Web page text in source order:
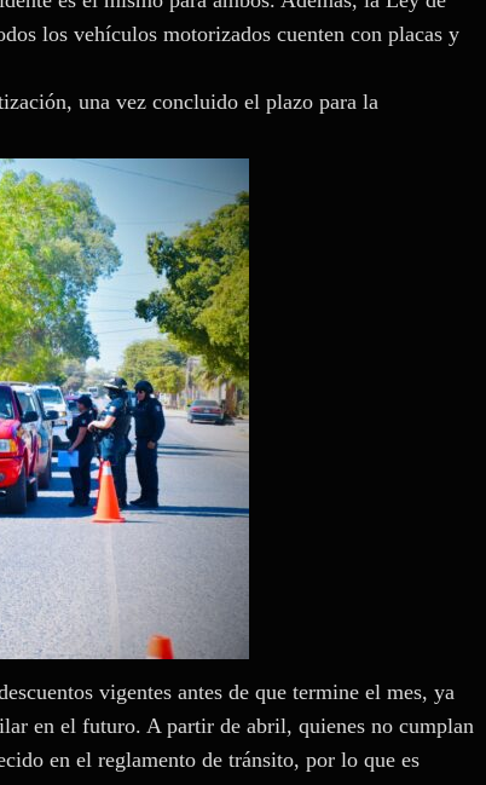
los vehículos motorizados cuenten con placas y
una vez concluido el plazo para la
vigentes antes de que termine el mes, ya
en el futuro. A partir de abril, quienes no cumplan
en el reglamento de tránsito, por lo que es